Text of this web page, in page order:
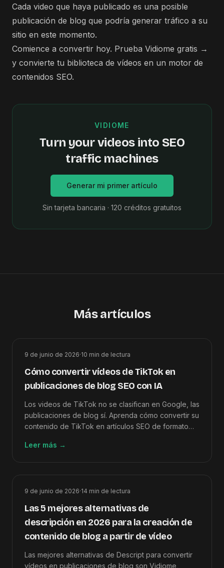
Cada video que haya publicado es una posible
publicación de blog que podría generar tráfico a su
sitio en este momento.
Comience a convertir hoy. Prueba Vidiome gratis →
y convierte tu biblioteca de vídeos en un motor de
contenidos SEO.
VIDIOME
Turn your videos into SEO
traffic machines
Generar mi primer artículo
Sin tarjeta bancaria · 120 créditos gratuitos
Más artículos
9 de junio de 2026·10 min de lectura
Cómo convertir vídeos de TikTok en
publicaciones de blog SEO con IA
Los videos de TikTok no se clasifican en Google, las
publicaciones de blog sí. Aprenda cómo convertir su
contenido de TikTok en artículos SEO de formato
Leer más →
9 de junio de 2026·14 min de lectura
Las 5 mejores alternativas de
descripción en 2026 para la creación de
contenido de blog a partir de vídeo
Las mejores alternativas de Descript para convertir
vídeos en publicaciones de blog son Vidiome,